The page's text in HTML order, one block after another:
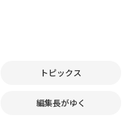
トピックス
編集長がゆく